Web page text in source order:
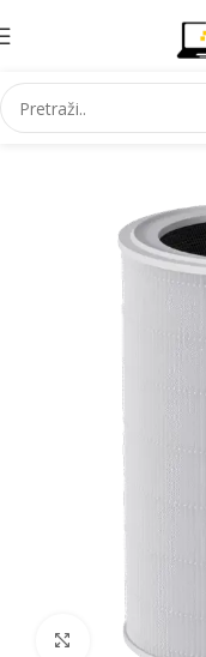
Početna Elektronika
Click to